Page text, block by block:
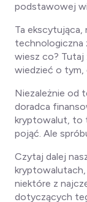
podstawowej
Ta
technologiczna
wiesz co? Tutaj
wiedzieć o
Niezależnie od
doradca
kryptowalut, to
pojąć. Ale
Czytaj dalej
niektóre z
dotyczących